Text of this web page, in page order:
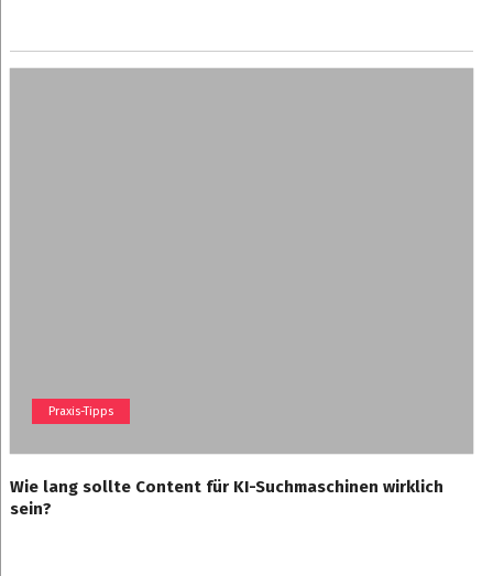
Praxis-Tipps
Wie lang sollte Content für KI-Suchmaschinen wirklich
sein?